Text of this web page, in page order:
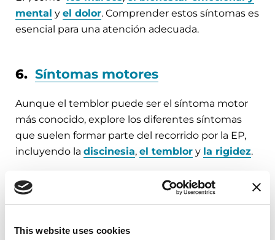
This website uses cookies
mental y el dolor. Comprender estos síntomas es
esencial para una atención adecuada.
6. Síntomas motores
Aunque el temblor puede ser el síntoma motor
más conocido, explore los diferentes síntomas
que suelen formar parte del recorrido por la EP,
incluyendo la discinesia, el temblor y la rigidez.
7.
Aprenda acerca de la progresión de la EP y qué